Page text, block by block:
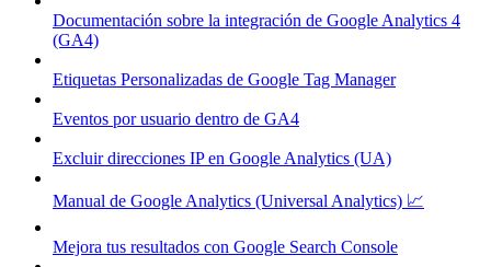
Documentación sobre la integración de Google Analytics 4
(GA4)
Etiquetas Personalizadas de Google Tag Manager
Eventos por usuario dentro de GA4
Excluir direcciones IP en Google Analytics (UA)
Manual de Google Analytics (Universal Analytics) 📈
Mejora tus resultados con Google Search Console